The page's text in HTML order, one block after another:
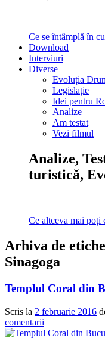
Ce se întâmplă în
Download
Interviuri
Diverse
Evoluția
Legislație
Idei pentru
Analize
Am testat
Vezi filmul
Analize,
turistică,
Ce altceva mai poți
Arhiva de
Sinagoga
Templul Coral din
Scris la 2 februarie 2016
comentarii